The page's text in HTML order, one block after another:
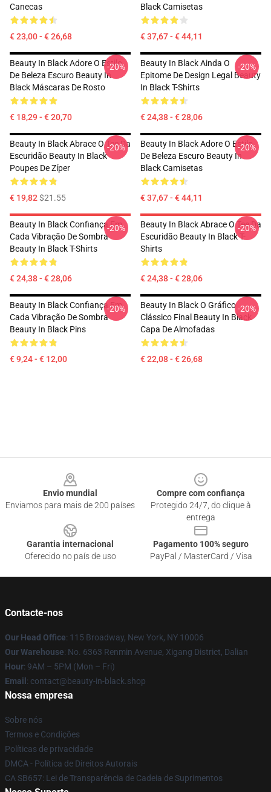
Canecas
€ 23,00 - € 26,68
Black Camisetas
€ 37,67 - € 44,11
Beauty In Black Adore O Estilo
De Beleza Escuro Beauty In
Black Máscaras De Rosto
€ 18,29 - € 20,70
-20%
Beauty In Black Ainda O
Epitome De Design Legal Beauty
In Black T-Shirts
€ 24,38 - € 28,06
-20%
Beauty In Black Abrace O Tee Da
Escuridão Beauty In Black
Poupes De Zíper
€ 19,82$21.55
-20%
Beauty In Black Adore O Estilo
De Beleza Escuro Beauty In
Black Camisetas
€ 37,67 - € 44,11
-20%
Beauty In Black Confiança Em
Cada Vibração De Sombra
Beauty In Black T-Shirts
€ 24,38 - € 28,06
-20%
Beauty In Black Abrace O Tee Da
Escuridão Beauty In Black T-
Shirts
€ 24,38 - € 28,06
-20%
Beauty In Black Confiança Em
Cada Vibração De Sombra
Beauty In Black Pins
€ 9,24 - € 12,00
-20%
Beauty In Black O Gráfico
Clássico Final Beauty In Black
Capa De Almofadas
€ 22,08 - € 26,68
-20%
Envio mundial
Enviamos para mais de 200 países
Compre com confiança
Protegido 24/7, do clique à
entrega
Garantia internacional
Oferecido no país de uso
Pagamento 100% seguro
PayPal / MasterCard / Visa
Contacte-nos
Our Head Office: 115 Broadway, New York, NY 10006
Our Warehouse: No. 6363 Renmin Avenue, Xigang District, Dalian
Hour: 9AM – 5PM (Mon – Fri)
Email : contact@beauty-in-black.shop
Nossa empresa
Sobre nós
Termos e Condições
Políticas de privacidade
DMCA - Política de Direitos Autorais
CA SB657: Lei de Transparência de Cadeia de Suprimentos